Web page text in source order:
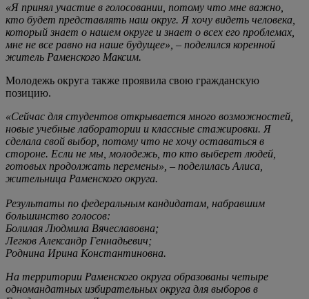
«Я принял участие в голосовании, потому что мне важно,
кто будет представлять наш округ. Я хочу видеть человека,
который знает о нашем округе и знает о всех его проблемах,
мне не все равно на наше будущее», – поделился коренной
житель Раменского Максим.
Молодежь округа также проявила свою гражданскую
позицию.
«Сейчас для студентов открывается много возможностей,
новые учебные лаборатории и классные стажировки. Я
сделала свой выбор, потому что не хочу оставаться в
стороне. Если не мы, молодежь, то кто выберет людей,
готовых продолжать перемены», – поделилась Алиса,
жительница Раменского округа.
Результаты по федеральным кандидатам, набравшим
большинство голосов:
Болилая Людмила Вячеславовна;
Легков Александр Геннадьевич;
Роднина Ирина Константиновна.
На территории Раменского округа образованы четыре
одномандатных избирательных округа для выборов в